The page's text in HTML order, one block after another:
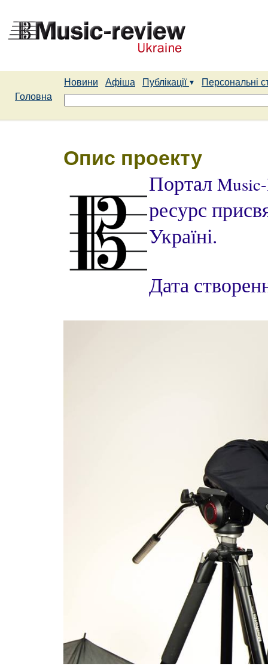
Новини Афіша Публікації
Персональні
Головна
Опис проекту
Портал
ресурс
Україні.
Дата